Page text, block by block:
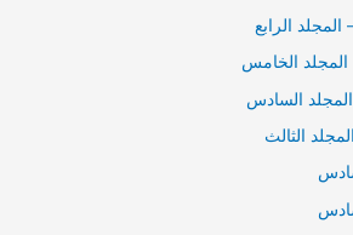
الرابع
المجلد الخامس
السادس
الثالث